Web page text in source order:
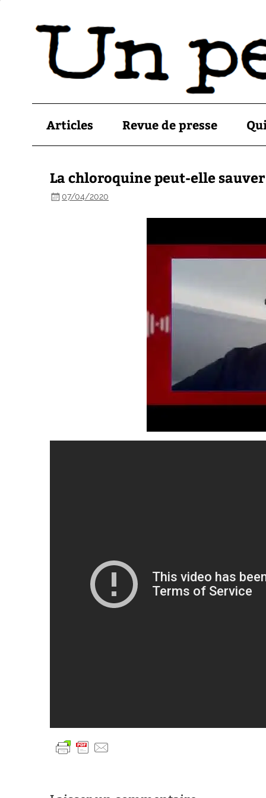
Articles Revue de presse
La chloroquine peut-elle sauver
07/04/2020